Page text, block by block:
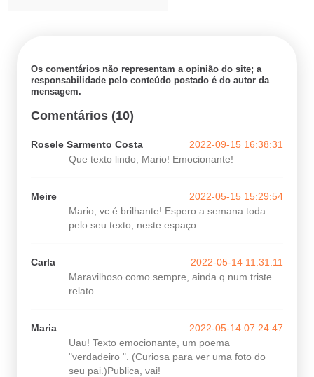
Os comentários não representam a opinião do site; a
responsabilidade pelo conteúdo postado é do autor da
mensagem.
Comentários (10)
Rosele Sarmento Costa
2022-09-15 16:38:31
Que texto lindo, Mario! Emocionante!
Meire
2022-05-15 15:29:54
Mario, vc é brilhante! Espero a semana toda
pelo seu texto, neste espaço.
Carla
2022-05-14 11:31:11
Maravilhoso como sempre, ainda q num triste
relato.
Maria
2022-05-14 07:24:47
Uau! Texto emocionante, um poema
"verdadeiro ". (Curiosa para ver uma foto do
seu pai.)Publica, vai!